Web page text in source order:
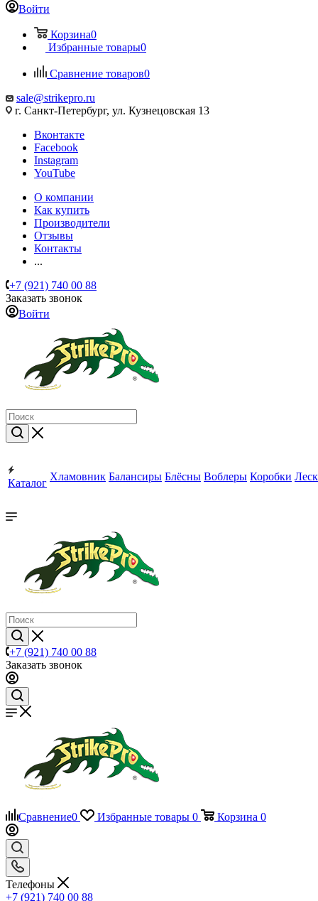
Войти
Корзина0
Избранные товары0
Сравнение товаров0
sale@strikepro.ru
г. Санкт-Петербург, ул. Кузнецовская 13
Вконтакте
Facebook
Instagram
YouTube
О компании
Как купить
Производители
Отзывы
Контакты
...
+7 (921) 740 00 88
Заказать звонок
Войти
Каталог
Хламовник Балансиры Блёсны Воблеры Коробки
+7 (921) 740 00 88
Заказать звонок
Сравнение0 Избранные товары 0 Корзина 0
Телефоны
+7 (921) 740 00 88